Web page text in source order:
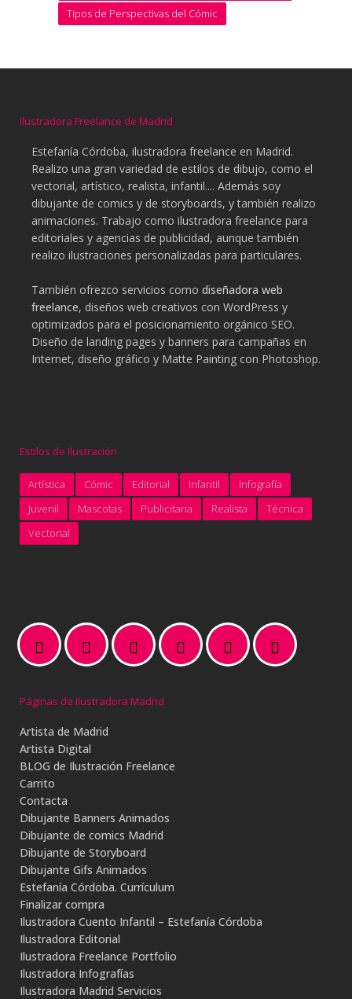
Tipos de Perspectivas del Cómic
Ilustradora Freelance de Madrid
Estefanía Córdoba, ilustradora freelance en Madrid.
Realizo una gran variedad de estilos de dibujo, como el
vectorial, artístico, realista, infantil.... Además soy
dibujante de comics y de storyboards, y también realizo
animaciones. Trabajo como ilustradora freelance para
editoriales y agencias de publicidad, aunque también
realizo ilustraciones personalizadas para particulares.
También ofrezco servicios como diseñadora web
freelance, diseños web creativos con WordPress y
optimizados para el posicionamiento orgánico SEO.
Diseño de landing pages y banners para campañas en
Internet, diseño gráfico y Matte Painting con Photoshop.
Estilos de Ilustración
Artística Cómic Editorial Infantil
Infografía
Juvenil
Mascotas Publicitaria Realista
Técnica
Vectorial
Páginas de Ilustradora Madrid
Artista de Madrid
Artista Digital
BLOG de Ilustración Freelance
Carrito
Contacta
Dibujante Banners Animados
Dibujante de comics Madrid
Dibujante de Storyboard
Dibujante Gifs Animados
Estefanía Córdoba. Currículum
Finalizar compra
Ilustradora Cuento Infantil – Estefanía Córdoba
Ilustradora Editorial
Ilustradora Freelance Portfolio
Ilustradora Infografías
Ilustradora Madrid Servicios